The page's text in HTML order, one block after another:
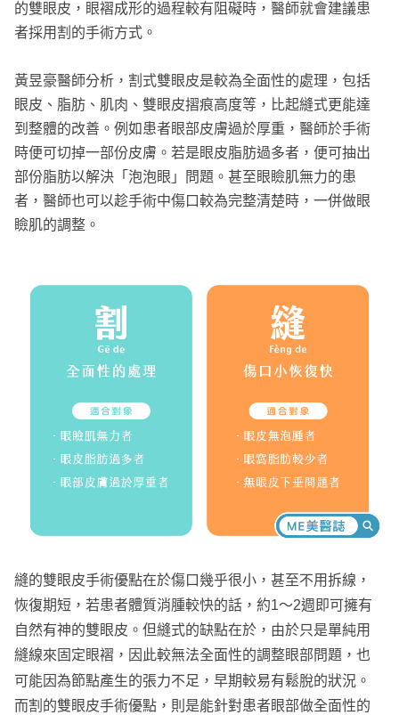
的雙眼皮，眼褶成形的過程較有阻礙時，醫師就會建議患
者採用割的手術方式。
黃昱豪醫師分析，割式雙眼皮是較為全面性的處理，包括
眼皮、脂肪、肌肉、雙眼皮摺痕高度等，比起縫式更能達
到整體的改善。例如患者眼部皮膚過於厚重，醫師於手術
時便可切掉一部份皮膚。若是眼皮脂肪過多者，便可抽出
部份脂肪以解決「泡泡眼」問題。甚至眼瞼肌無力的患
者，醫師也可以趁手術中傷口較為完整清楚時，一併做眼
瞼肌的調整。
縫的雙眼皮手術優點在於傷口幾乎很小，甚至不用拆線，
恢復期短，若患者體質消腫較快的話，約1～2週即可擁有
自然有神的雙眼皮。但縫式的缺點在於，由於只是單純用
縫線來固定眼褶，因此較無法全面性的調整眼部問題，也
可能因為節點產生的張力不足，早期較易有鬆脫的狀況。
而割的雙眼皮手術優點，則是能針對患者眼部做全面性的